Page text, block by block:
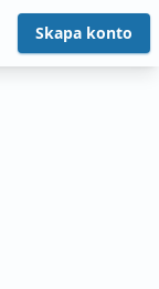
Skapa konto